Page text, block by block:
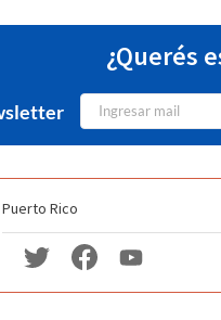
¿Querés
Puerto Rico